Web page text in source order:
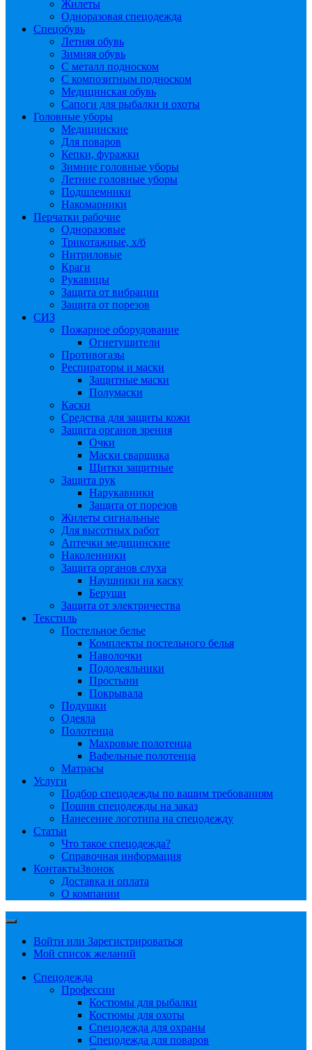
Жилеты
Одноразовая спецодежда
Спецобувь
Летняя обувь
Зимняя обувь
С металл подноском
С композитным подноском
Медицинская обувь
Сапоги для рыбалки и охоты
Головные уборы
Медицинские
Для поваров
Кепки, фуражки
Зимние головные уборы
Летние головные уборы
Подшлемники
Накомарники
Перчатки рабочие
Одноразовые
Трикотажные, х/б
Нитриловые
Краги
Рукавицы
Защита от вибрации
Защита от порезов
СИЗ
Пожарное оборудование
Огнетушители
Противогазы
Респираторы и маски
Защитные маски
Полумаски
Каски
Средства для защиты кожи
Защита органов зрения
Очки
Маски сварщика
Щитки защитные
Защита рук
Нарукавники
Защита от порезов
Жилеты сигнальные
Для высотных работ
Аптечки медицинские
Наколенники
Защита органов слуха
Наушники на каску
Беруши
Защита от электричества
Текстиль
Постельное белье
Комплекты постельного белья
Наволочки
Пододеяльники
Простыни
Покрывала
Подушки
Одеяла
Полотенца
Махровые полотенца
Вафельные полотенца
Матрасы
Услуги
Подбор спецодежды по вашим требованиям
Пошив спецодежды на заказ
Нанесение логотипа на спецодежду
Статьи
Что такое спецодежда?
Справочная информация
КонтактыЗвонок
Доставка и оплата
О компании
Войти или Зарегистрироваться
Мой список желаний
Спецодежда
Профессии
Костюмы для рыбалки
Костюмы для охоты
Спецодежда для охраны
Спецодежда для поваров